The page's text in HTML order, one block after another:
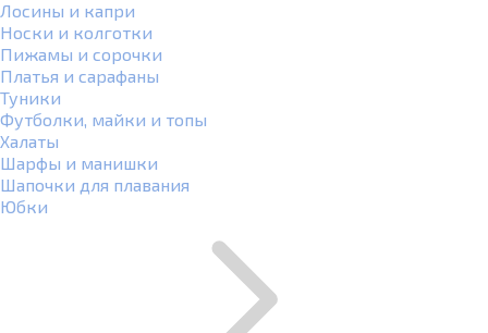
Лосины и капри
Носки и колготки
Пижамы и сорочки
Платья и сарафаны
Туники
Футболки, майки и топы
Халаты
Шарфы и манишки
Шапочки для плавания
Юбки